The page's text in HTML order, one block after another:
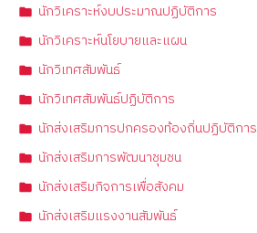
นักวิเคราะห์งบประมาณปฏิบัติการ
นักวิเคราะห์นโยบายและแผน
นักวิเทศสัมพันธ์
นักวิเทศสัมพันธ์ปฏิบัติการ
นักส่งเสริมการปกครองท้องถิ่นปฏิบัติการ
นักส่งเสริมการพัฒนาชุมชน
นักส่งเสริมกิจการเพื่อสังคม
นักส่งเสริมแรงงานสัมพันธ์